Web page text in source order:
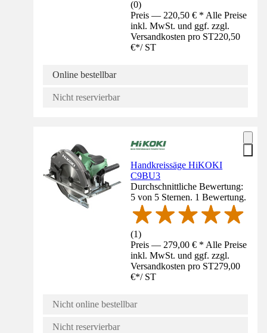
(0)
Preis — 220,50 € * Alle Preise
inkl. MwSt. und ggf. zzgl.
Versandkosten pro ST220,50
€*/ ST
Online bestellbar
Nicht reservierbar
Handkreissäge HiKOKI
C9BU3
Durchschnittliche Bewertung:
5 von 5 Sternen. 1 Bewertung.
(1)
Preis — 279,00 € * Alle Preise
inkl. MwSt. und ggf. zzgl.
Versandkosten pro ST279,00
€*/ ST
Nicht online bestellbar
Nicht reservierbar